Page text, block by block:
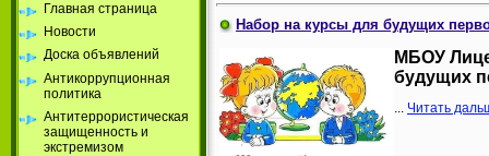
Главная страница
Новости
Доска объявлений
Антикоррупционная
политика
Антитеррористическая
защищенность и
экстремизом
Набор на курсы для будущих
МБОУ
будущих
... Читать